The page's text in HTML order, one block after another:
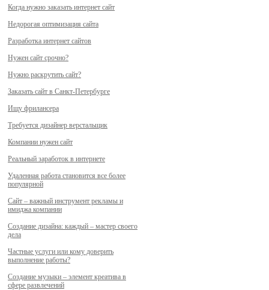
Когда нужно заказать интернет сайт
Недорогая оптимизация сайта
Разработка интернет сайтов
Нужен сайт срочно?
Нужно раскрутить сайт?
Заказать сайт в Санкт-Петербурге
Ищу фрилансера
Требуется дизайнер верстальщик
Компании нужен сайт
Реальный заработок в интернете
Удаленная работа становится все более
популярной
Сайт – важный инструмент рекламы и
имиджа компании
Создание дизайна: каждый – мастер своего
дела
Частные услуги или кому доверить
выполнение работы?
Создание музыки – элемент креатива в
сфере развлечений